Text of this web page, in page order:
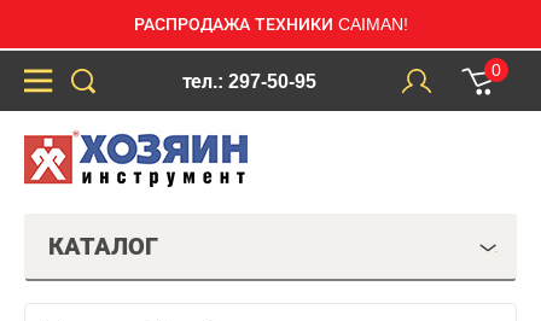
РАСПРОДАЖА ТЕХНИКИ CAIMAN!
тел.: 297-50-95
0
КАТАЛОГ